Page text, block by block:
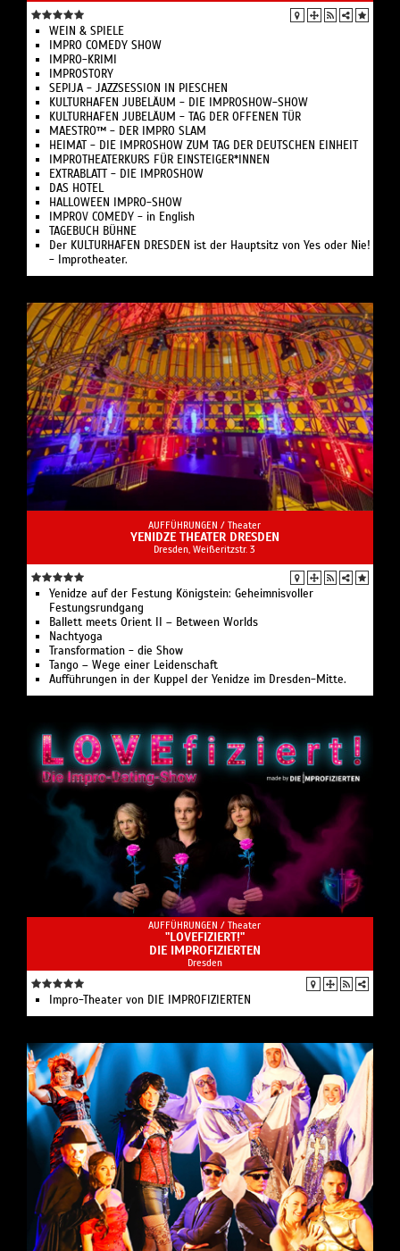
WEIN & SPIELE
IMPRO COMEDY SHOW
IMPRO-KRIMI
IMPROSTORY
SEPIJA - JAZZSESSION IN PIESCHEN
KULTURHAFEN JUBELÄUM - DIE IMPROSHOW-SHOW
KULTURHAFEN JUBELÄUM - TAG DER OFFENEN TÜR
MAESTRO™ - DER IMPRO SLAM
HEIMAT - DIE IMPROSHOW ZUM TAG DER DEUTSCHEN EINHEIT
IMPROTHEATERKURS FÜR EINSTEIGER*INNEN
EXTRABLATT - DIE IMPROSHOW
DAS HOTEL
HALLOWEEN IMPRO-SHOW
IMPROV COMEDY - in English
TAGEBUCH BÜHNE
Der KULTURHAFEN DRESDEN ist der Hauptsitz von Yes oder Nie!
- Improtheater.
AUFFÜHRUNGEN / Theater
YENIDZE THEATER DRESDEN
Dresden, Weißeritzstr. 3
Yenidze auf der Festung Königstein: Geheimnisvoller
Festungsrundgang
Ballett meets Orient II – Between Worlds
Nachtyoga
Transformation - die Show
Tango – Wege einer Leidenschaft
Aufführungen in der Kuppel der Yenidze im Dresden-Mitte.
AUFFÜHRUNGEN / Theater
"LOVEFIZIERT!"
DIE IMPROFIZIERTEN
Dresden
Impro-Theater von DIE IMPROFIZIERTEN